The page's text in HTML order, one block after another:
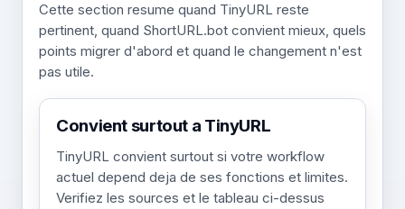
Cette section resume quand TinyURL reste
pertinent, quand ShortURL.bot convient mieux, quels
points migrer d'abord et quand le changement n'est
pas utile.
Convient surtout a TinyURL
TinyURL convient surtout si votre workflow
actuel depend deja de ses fonctions et limites.
Verifiez les sources et le tableau ci-dessus